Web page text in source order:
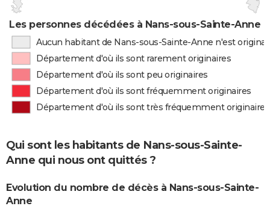
Les personnes décédées à Nans-sous-Sainte-Anne
Aucun habitant de Nans-sous-Sainte-Anne n'est
Département d'où ils sont rarement originaires
Département d'où ils sont peu originaires
Département d'où ils sont fréquemment originaires
Département d'où ils sont très fréquemment originaires
Qui sont les habitants de Nans-sous-Sainte-
Anne qui nous ont quittés ?
Evolution du nombre de décès à Nans-sous-Sainte-
Anne